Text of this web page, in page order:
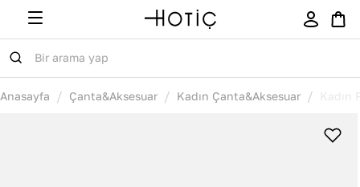
Anasayfa / Çanta&Aksesuar / Kadın Çanta&Aksesuar /